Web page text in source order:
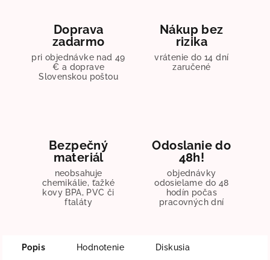
Doprava
zadarmo
pri objednávke nad 49
€ a doprave
Slovenskou poštou
Nákup bez
rizika
vrátenie do 14 dní
zaručené
Bezpečný
materiál
neobsahuje
chemikálie, ťažké
kovy BPA, PVC či
ftaláty
Odoslanie do
48h!
objednávky
odosielame do 48
hodín počas
pracovných dní
Popis Hodnotenie Diskusia